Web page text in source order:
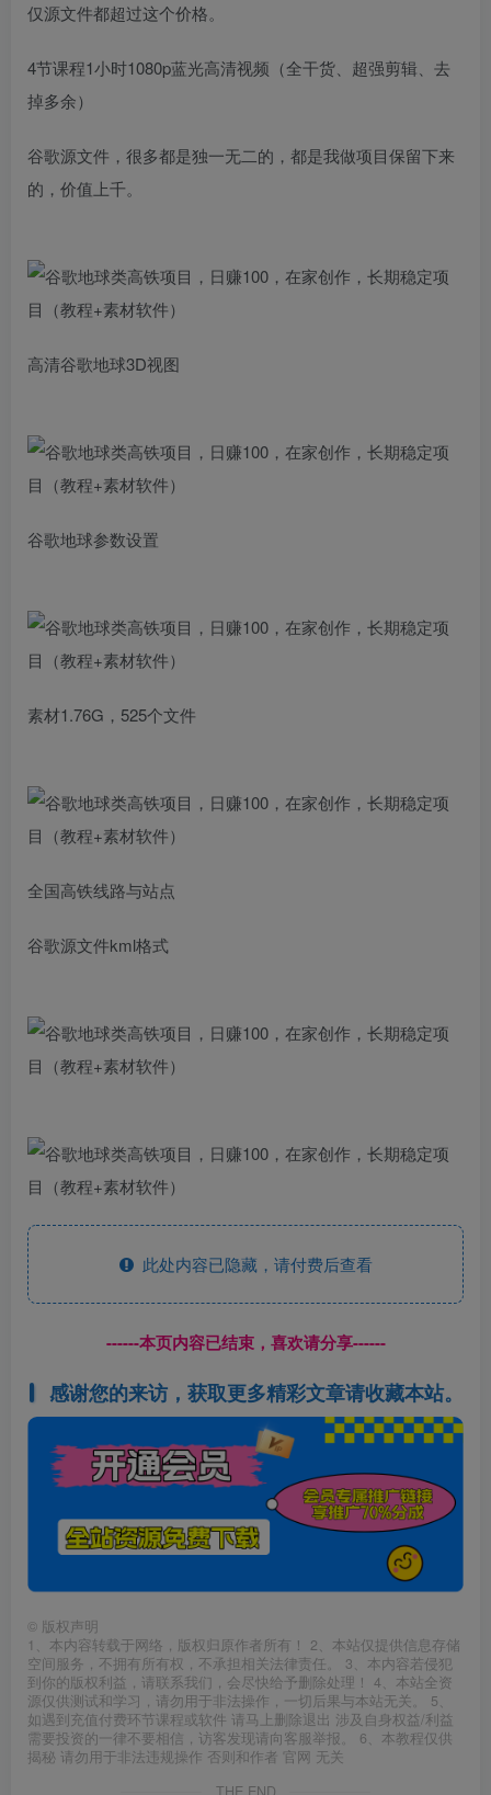
仅源文件都超过这个价格。
4节课程1小时1080p蓝光高清视频（全干货、超强剪辑、去
掉多余）
谷歌源文件，很多都是独一无二的，都是我做项目保留下来
的，价值上千。
高清谷歌地球3D视图
谷歌地球参数设置
素材1.76G，525个文件
全国高铁线路与站点
谷歌源文件kml格式
此处内容已隐藏，请付费后查看
------本页内容已结束，喜欢请分享------
感谢您的来访，获取更多精彩文章请收藏本站。
© 版权声明
1、本内容转载于网络，版权归原作者所有！ 2、本站仅提供信息存储
空间服务，不拥有所有权，不承担相关法律责任。 3、本内容若侵犯
到你的版权利益，请联系我们，会尽快给予删除处理！ 4、本站全资
源仅供测试和学习，请勿用于非法操作，一切后果与本站无关。 5、
如遇到充值付费环节课程或软件 请马上删除退出 涉及自身权益/利益
需要投资的一律不要相信，访客发现请向客服举报。 6、本教程仅供
揭秘 请勿用于非法违规操作 否则和作者 官网 无关